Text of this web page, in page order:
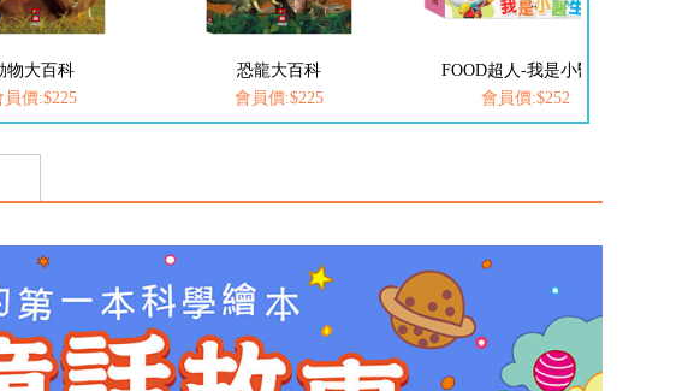
恐龍大百科
會員價:$225
FOOD超人-我是小醫生
會員價:$252
愛思考的小小孩(全套8冊)
會員價:$537